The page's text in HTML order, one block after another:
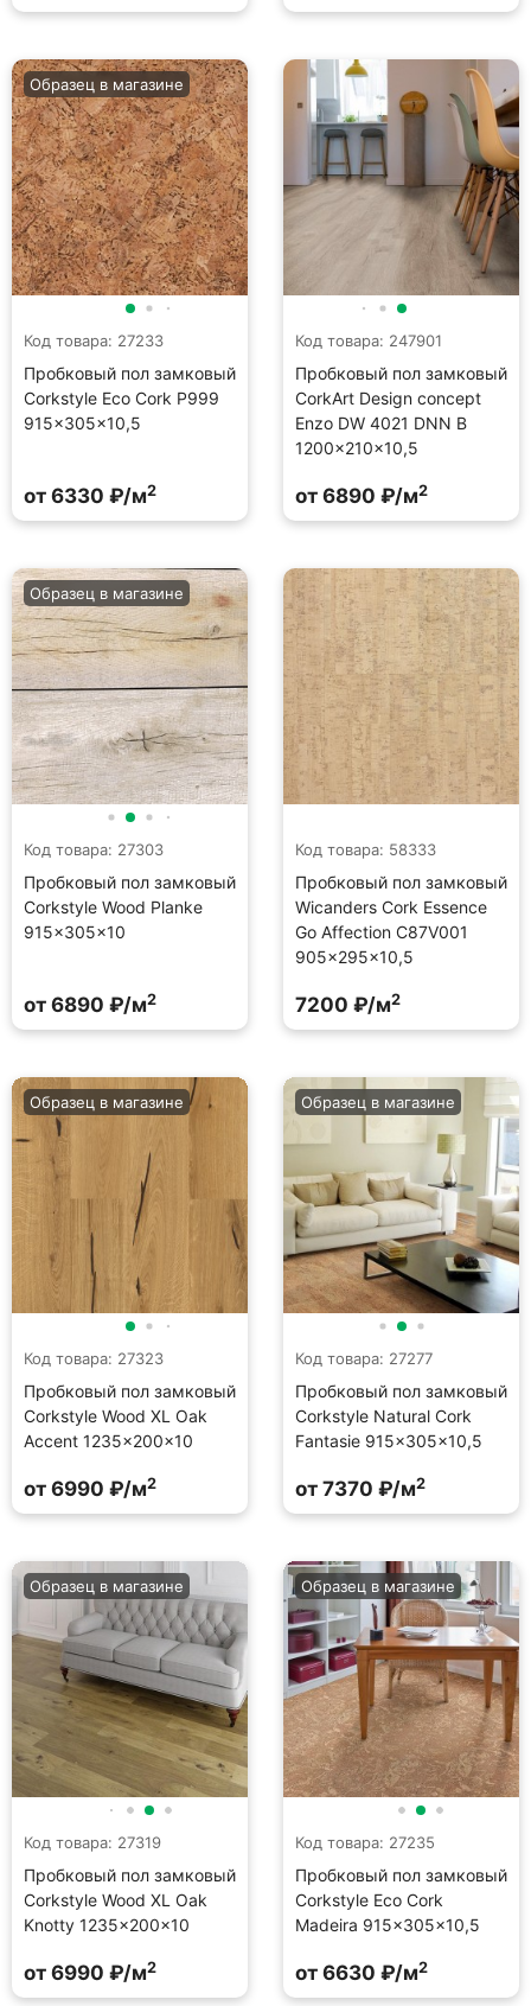
Код товара: 27233
Пробковый пол замковый
Corkstyle Eco Сork P999
915×305×10,5
Образец в магазине
от 6330 ₽/м2
Код товара: 247901
Пробковый пол замковый
CorkArt Design concept
Enzo DW 4021 DNN B
1200×210×10,5
от 6890 ₽/м2
Код товара: 27303
Пробковый пол замковый
Corkstyle Wood Planke
915×305×10
Образец в магазине
от 6890 ₽/м2
Код товара: 58333
Пробковый пол замковый
Wicanders Cork Essence
Go Affection C87V001
905×295×10,5
7200 ₽/м2
Код товара: 27323
Пробковый пол замковый
Corkstyle Wood XL Oak
Accent 1235×200×10
Образец в магазине
от 6990 ₽/м2
Код товара: 27277
Пробковый пол замковый
Corkstyle Natural Cork
Fantasie 915×305×10,5
Образец в магазине
от 7370 ₽/м2
Код товара: 27319
Пробковый пол замковый
Corkstyle Wood XL Oak
Knotty 1235×200×10
Образец в магазине
от 6990 ₽/м2
Код товара: 27235
Пробковый пол замковый
Corkstyle Eco Cork
Madeira 915×305×10,5
Образец в магазине
от 6630 ₽/м2